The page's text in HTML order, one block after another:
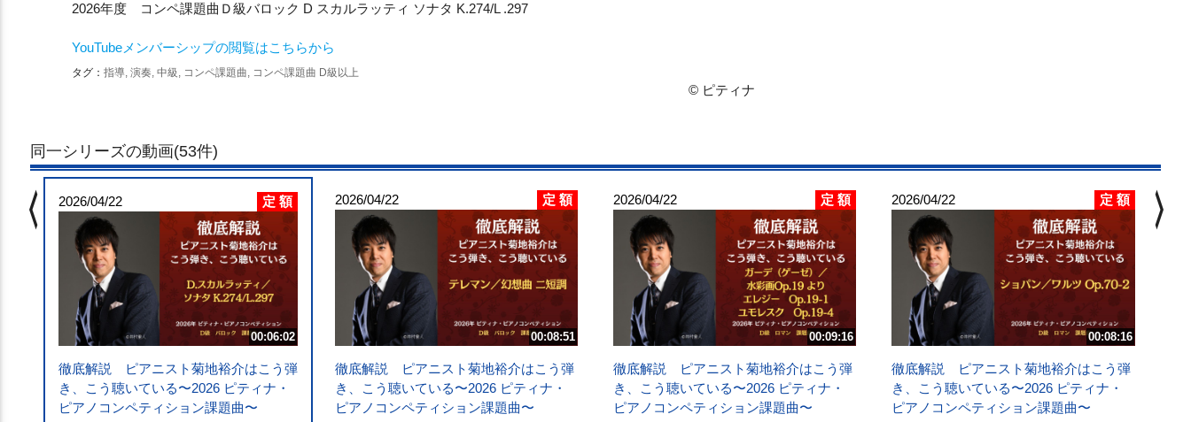
2026年度 コンペ課題曲Ｄ級バロック D スカルラッティ ソナタ K.274/L .297
YouTubeメンバーシップの閲覧はこちらから
タグ： 指導, 演奏, 中級, コンペ課題曲, コンペ課題曲 D級以上
© ピティナ
同一シリーズの動画(53件)
2026/04/22 定 額
00:06:02
徹底解説 ピアニスト菊地裕介はこう弾
き、こう聴いている〜2026 ピティナ・
ピアノコンペティション課題曲〜
2026/04/22 定 額
00:08:51
徹底解説 ピアニスト菊地裕介はこう弾
き、こう聴いている〜2026 ピティナ・
ピアノコンペティション課題曲〜
2026/04/22 定 額
00:09:16
徹底解説 ピアニスト菊地裕介はこう弾
き、こう聴いている〜2026 ピティナ・
ピアノコンペティション課題曲〜
2026/04/22 定 額
00:08:16
徹底解説 ピアニスト菊地裕介はこう弾
き、こう聴いている〜2026 ピティナ・
ピアノコンペティション課題曲〜
chevron_left chevron_right